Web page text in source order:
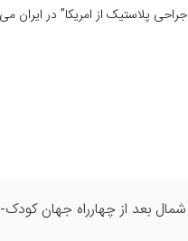
پلاستیک از امریکا” در ایران
شمال بعد از چهارراه جهان